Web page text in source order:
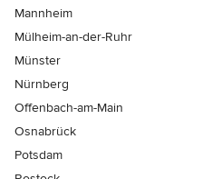
Mannheim
Mülheim-an-der-Ruhr
Münster
Nürnberg
Offenbach-am-Main
Osnabrück
Potsdam